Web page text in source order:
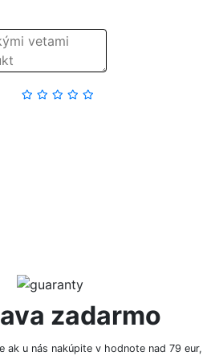
zadarmo
ak u nás nakúpite v hodnote nad 79 eur,